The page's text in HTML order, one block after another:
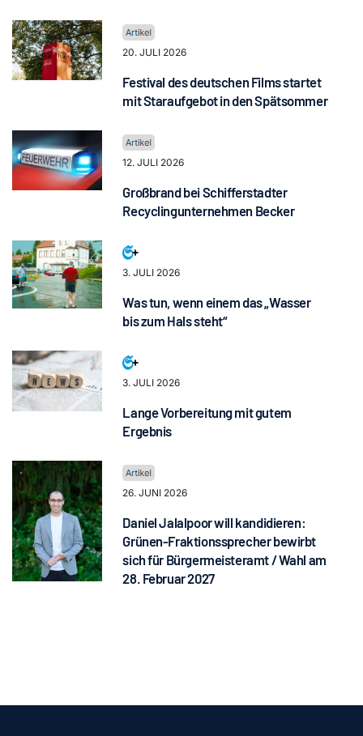
20. JULI 2026
Festival des deutschen Films startet
mit Staraufgebot in den Spätsommer
12. JULI 2026
Großbrand bei Schifferstadter
Recyclingunternehmen Becker
3. JULI 2026
Was tun, wenn einem das „Wasser
bis zum Hals steht“
3. JULI 2026
Lange Vorbereitung mit gutem
Ergebnis
26. JUNI 2026
Daniel Jalalpoor will kandidieren:
Grünen-Fraktionssprecher bewirbt
sich für Bürgermeisteramt / Wahl am
28. Februar 2027